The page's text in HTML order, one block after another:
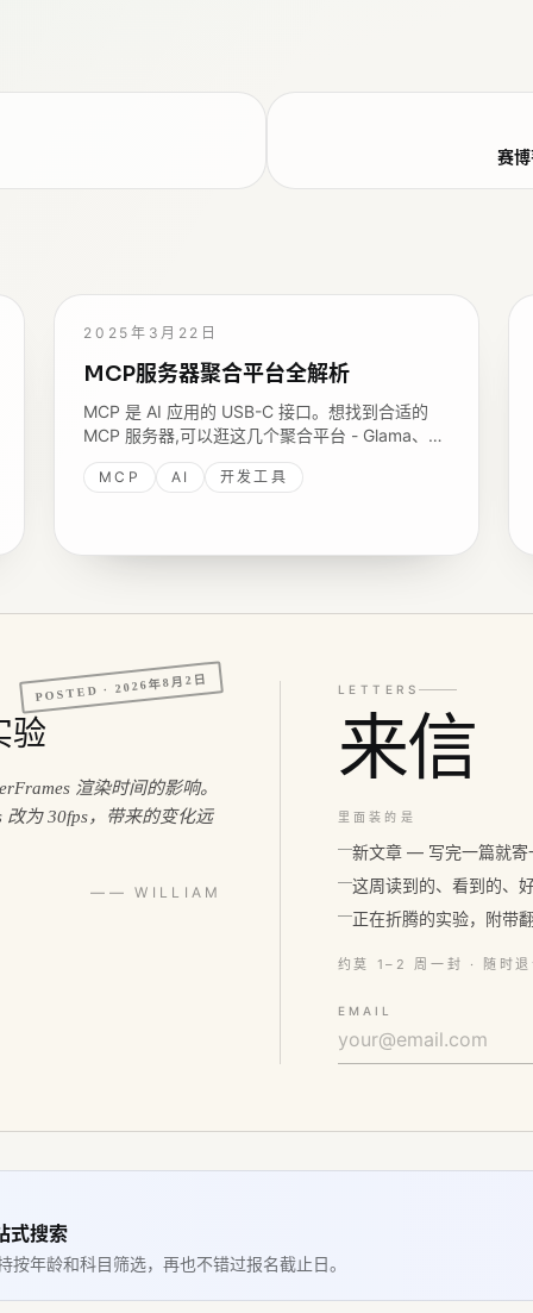
赛
2025年3月22日
MCP服务器聚合平台全解析
MCP 是 AI 应用的 USB-C 接口。想找到合适的
MCP 服务器,可以逛这几个聚合平台 - Glama、
Smithery、MCP.so、MCPT,它们的收录规模、筛
选方式与质量评级各不相同,这篇带你一次看清。
MCP AI 开发工具
POSTED ·2026年8月2日
验
渲染时间的影响。
为 30fps，带来的变化远
—— WILLIAM
LETTERS
来信
里面装的是
新文章 — 写完一篇就寄
这周读到的、看到的、
正在折腾的实验，附带
约莫 1–2 周一封 · 随时
EMAIL
式搜索
年龄和科目筛选，再也不错过报名截止日。